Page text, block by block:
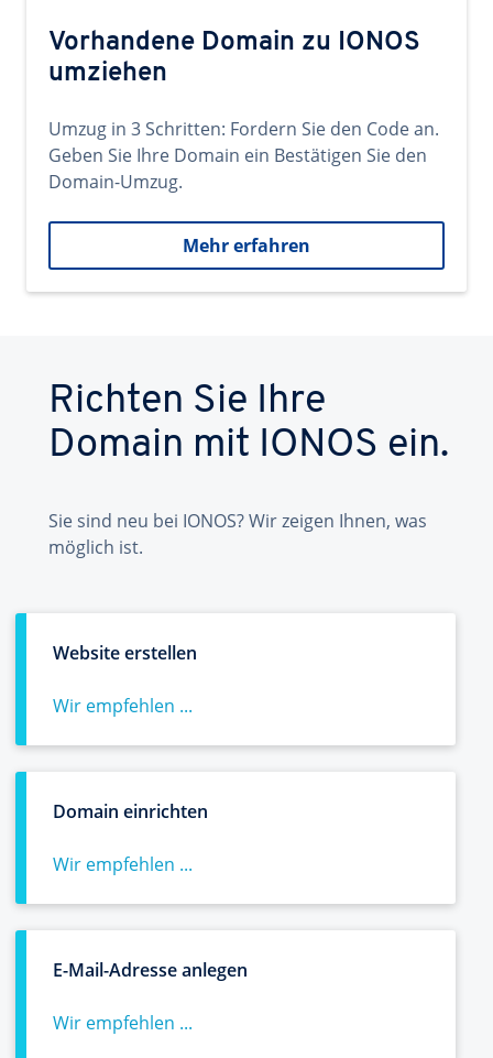
Vorhandene Domain zu IONOS
umziehen
Umzug in 3 Schritten: Fordern Sie den Code an.
Geben Sie Ihre Domain ein Bestätigen Sie den
Domain-Umzug.
Mehr erfahren
Richten Sie Ihre
Domain mit IONOS ein.
Sie sind neu bei IONOS? Wir zeigen Ihnen, was
möglich ist.
Website erstellen
Wir empfehlen ...
Domain einrichten
Wir empfehlen ...
E-Mail-Adresse anlegen
Wir empfehlen ...